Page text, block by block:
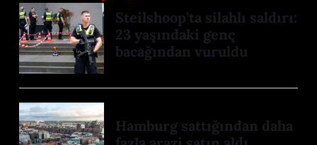
Steilshoop’ta silahlı saldırı:
23 yaşındaki genç
bacağından vuruldu
Hamburg sattığından daha